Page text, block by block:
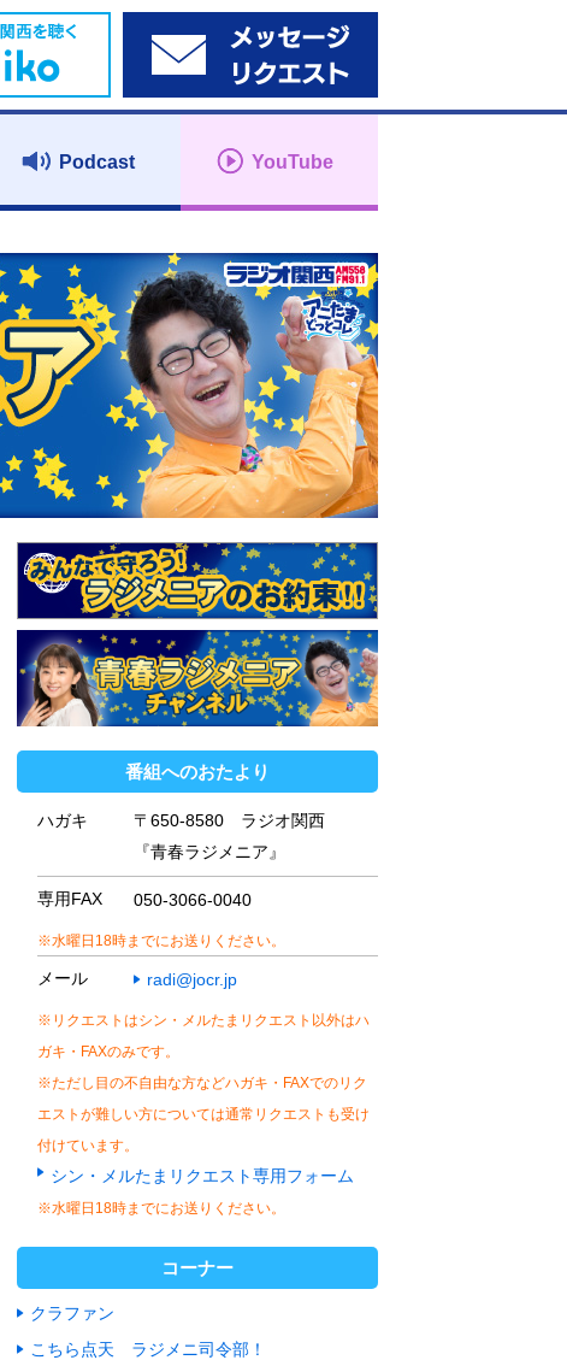
Podcast YouTube
番組へのおたより
ハガキ
〒650-8580 ラジオ関西
『青春ラジメニア』
専用FAX 050-3066-0040
※水曜日18時までにお送りください。
メール radi@jocr.jp
※リクエストはシン・メルたまリクエスト以外はハ
ガキ・FAXのみです。
※ただし目の不自由な方などハガキ・FAXでのリク
エストが難しい方については通常リクエストも受け
付けています。
シン・メルたまリクエスト専用フォーム
※水曜日18時までにお送りください。
コーナー
クラファン
こちら点天 ラジメニ司令部！